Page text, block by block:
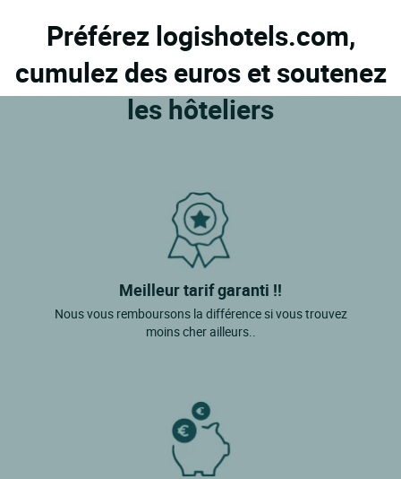
Préférez logishotels.com,
cumulez des euros et soutenez
les hôteliers
Meilleur tarif garanti !!
Nous vous remboursons la différence si vous trouvez
moins cher ailleurs..